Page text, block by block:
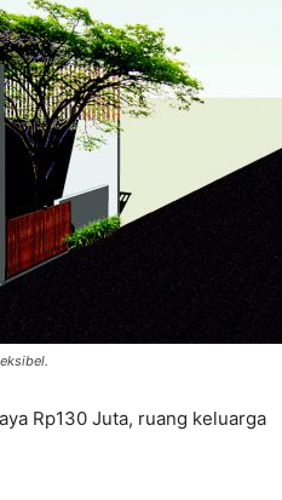
Rp130 Juta, ruang keluarga